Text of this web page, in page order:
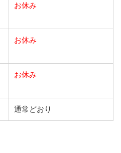
お休み
お休み
お休み
通常どおり